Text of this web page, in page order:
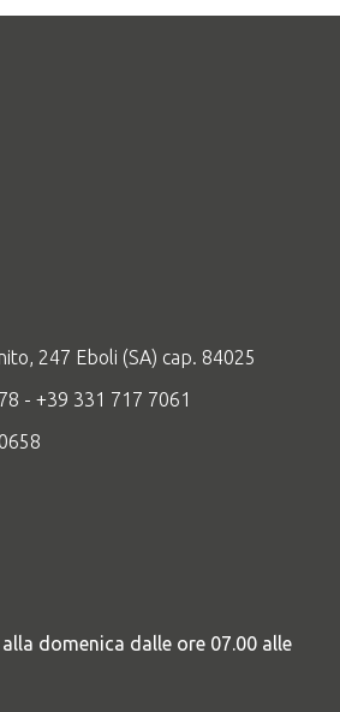
247 Eboli (SA) cap. 84025
- +39 331 717 7061
domenica dalle ore 07.00 alle